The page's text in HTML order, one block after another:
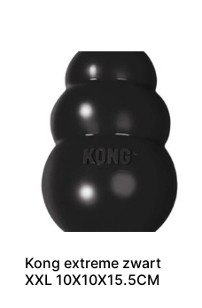
Kong extreme zwart
XXL 10X10X15.5CM